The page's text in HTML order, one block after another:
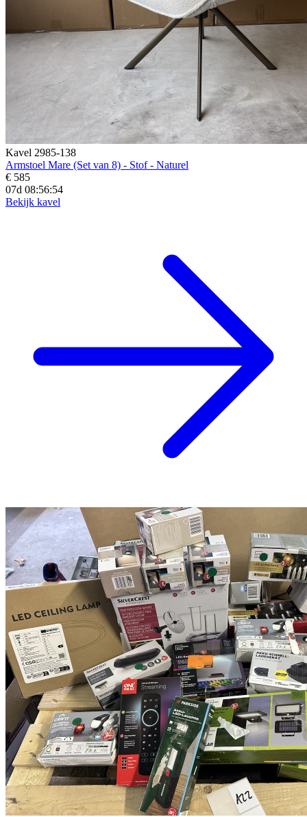
Kavel 2985-138
Armstoel Mare (Set van 8) - Stof - Naturel
€ 585
07d 08:56:52
Bekijk kavel